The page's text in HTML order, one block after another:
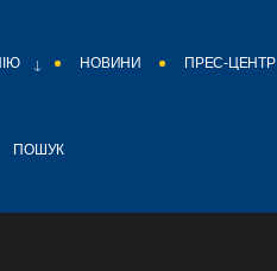
НОВИНИ ПРЕС-ЦЕНТР
ПОШУК